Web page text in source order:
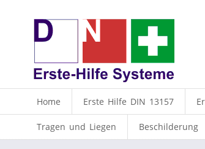
Home Erste Hilfe DIN 13157
Tragen und Liegen Beschilderung